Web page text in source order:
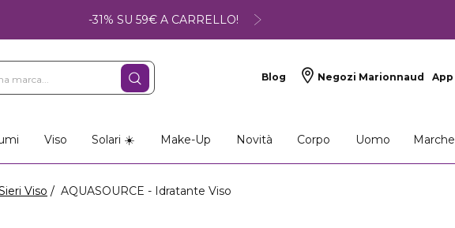
-31% SU 59€ A CARRELLO!
Blog Negozi Marionnaud App
Viso Solari ☀️ Make-Up Novità Corpo Uomo Marche
Viso AQUASOURCE - Idratante Viso